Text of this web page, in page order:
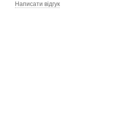
Написати відгук